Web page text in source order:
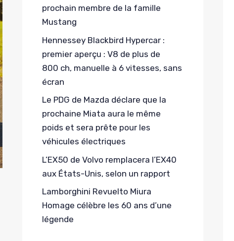
prochain membre de la famille
Mustang
Hennessey Blackbird Hypercar :
premier aperçu : V8 de plus de
800 ch, manuelle à 6 vitesses, sans
écran
Le PDG de Mazda déclare que la
prochaine Miata aura le même
poids et sera prête pour les
véhicules électriques
L’EX50 de Volvo remplacera l’EX40
aux États-Unis, selon un rapport
Lamborghini Revuelto Miura
Homage célèbre les 60 ans d’une
légende